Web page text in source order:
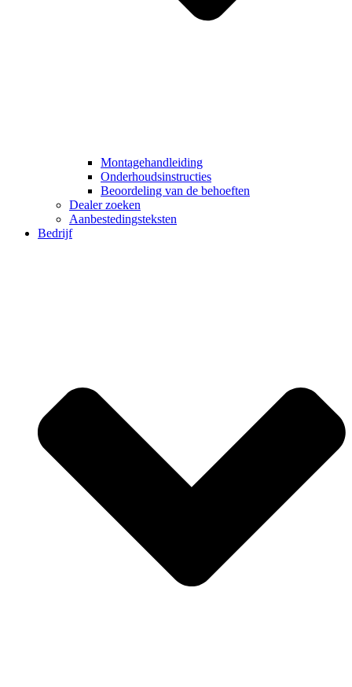
Montagehandleiding
Onderhoudsinstructies
Beoordeling van de behoeften
Dealer zoeken
Aanbestedingsteksten
Bedrijf